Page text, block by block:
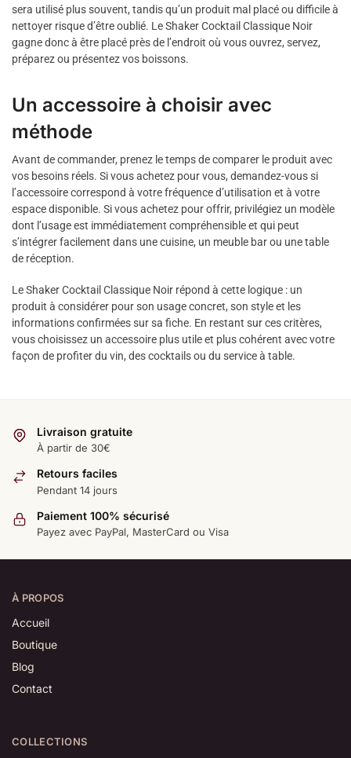
sera utilisé plus souvent, tandis qu’un produit mal placé ou difficile à
nettoyer risque d’être oublié. Le Shaker Cocktail Classique Noir
gagne donc à être placé près de l’endroit où vous ouvrez, servez,
préparez ou présentez vos boissons.
Un accessoire à choisir avec
méthode
Avant de commander, prenez le temps de comparer le produit avec
vos besoins réels. Si vous achetez pour vous, demandez-vous si
l’accessoire correspond à votre fréquence d’utilisation et à votre
espace disponible. Si vous achetez pour offrir, privilégiez un modèle
dont l’usage est immédiatement compréhensible et qui peut
s’intégrer facilement dans une cuisine, un meuble bar ou une table
de réception.
Le Shaker Cocktail Classique Noir répond à cette logique : un
produit à considérer pour son usage concret, son style et les
informations confirmées sur sa fiche. En restant sur ces critères,
vous choisissez un accessoire plus utile et plus cohérent avec votre
façon de profiter du vin, des cocktails ou du service à table.
Livraison gratuite
À partir de 30€
Retours faciles
Pendant 14 jours
Paiement 100% sécurisé
Payez avec PayPal, MasterCard ou Visa
À PROPOS
Accueil
Boutique
Blog
Contact
COLLECTIONS